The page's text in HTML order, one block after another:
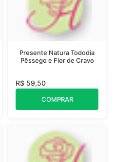
Presente Natura Tododia
Pêssego e Flor de Cravo
R$ 59,50
COMPRAR